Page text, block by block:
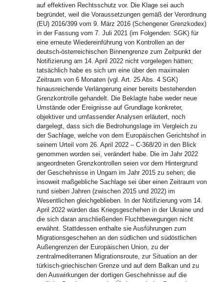
auf effektiven Rechtsschutz vor. Die Klage sei auch
begründet, weil die Voraussetzungen gemäß der Verordnung
(EU) 2016/399 vom 9. März 2016 (Schengener Grenzkodex)
in der Fassung vom 7. Juli 2021 (im Folgenden: SGK) für
eine erneute Wiedereinführung von Kontrollen an der
deutsch-österreichischen Binnengrenze zum Zeitpunkt der
Notifizierung am 14. April 2022 nicht vorgelegen hätten;
tatsächlich habe es sich um eine über den maximalen
Zeitraum von 6 Monaten (vgl. Art. 25 Abs. 4 SGK)
hinausreichende Verlängerung einer bereits bestehenden
Grenzkontrolle gehandelt. Die Beklagte habe weder neue
Umstände oder Ereignisse auf Grundlage konkreter,
objektiver und umfassender Analysen erläutert, noch
dargelegt, dass sich die Bedrohungslage im Vergleich zu
der Sachlage, welche von dem Europäischen Gerichtshof in
seinem Urteil vom 26. April 2022 – C-368/20 in den Blick
genommen worden sei, verändert habe. Die im Jahr 2022
angeordneten Grenzkontrollen seien vor dem Hintergrund
der Geschehnisse in Ungarn im Jahr 2015 zu sehen; die
insoweit maßgebliche Sachlage sei über einen Zeitraum von
rund sieben Jahren (zwischen 2015 und 2022) im
Wesentlichen gleichgeblieben. In der Notifizierung vom 14.
April 2022 würden das Kriegsgeschehen in der Ukraine und
die sich daran anschließenden Fluchtbewegungen nicht
erwähnt. Stattdessen enthalte sie Ausführungen zum
Migrationsgeschehen an den südlichen und südöstlichen
Außengrenzen der Europäischen Union, zu der
zentralmediterranen Migrationsroute, zur Situation an der
türkisch-griechischen Grenze und auf dem Balkan und zu
den Auswirkungen der dortigen Geschehnisse auf die